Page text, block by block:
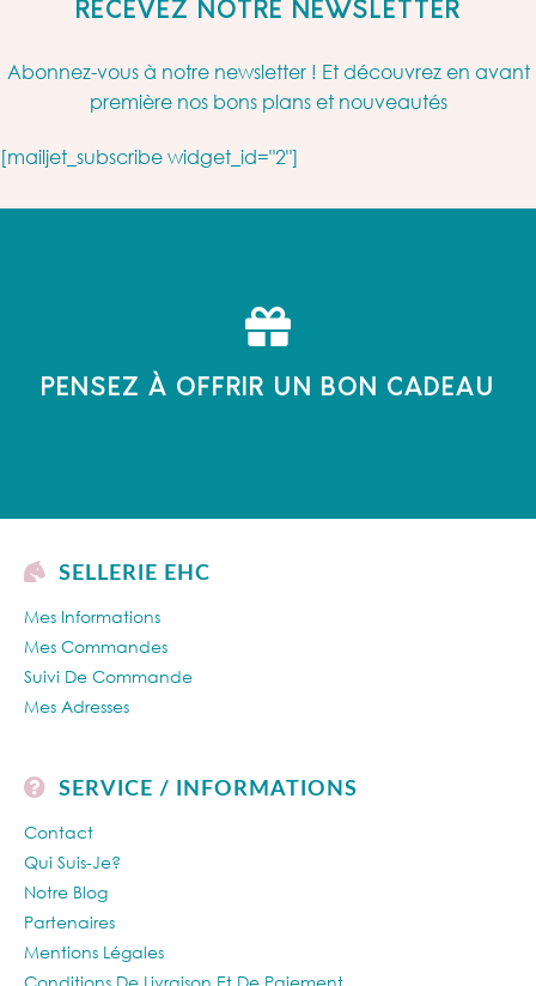
RECEVEZ NOTRE NEWSLETTER
Abonnez-vous à notre newsletter ! Et découvrez en avant
première nos bons plans et nouveautés
[mailjet_subscribe widget_id="2"]
PENSEZ À OFFRIR UN BON CADEAU
SELLERIE EHC
Mes Informations
Mes Commandes
Suivi De Commande
Mes Adresses
SERVICE / INFORMATIONS
Contact
Qui Suis-Je?
Notre Blog
Partenaires
Mentions Légales
Conditions De Livraison Et De Paiement